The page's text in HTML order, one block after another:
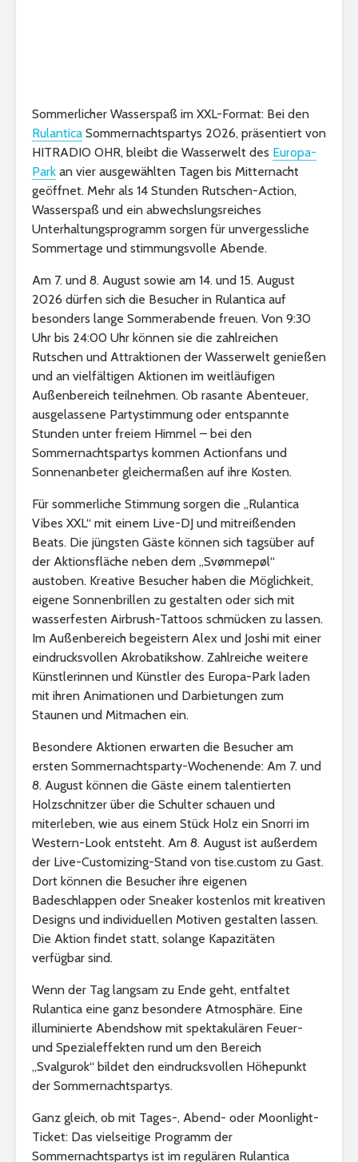
Sommerlicher Wasserspaß im XXL-Format: Bei den
Rulantica Sommernachtspartys 2026, präsentiert von
HITRADIO OHR, bleibt die Wasserwelt des Europa-
Park an vier ausgewählten Tagen bis Mitternacht
geöffnet. Mehr als 14 Stunden Rutschen-Action,
Wasserspaß und ein abwechslungsreiches
Unterhaltungsprogramm sorgen für unvergessliche
Sommertage und stimmungsvolle Abende.
Am 7. und 8. August sowie am 14. und 15. August
2026 dürfen sich die Besucher in Rulantica auf
besonders lange Sommerabende freuen. Von 9:30
Uhr bis 24:00 Uhr können sie die zahlreichen
Rutschen und Attraktionen der Wasserwelt genießen
und an vielfältigen Aktionen im weitläufigen
Außenbereich teilnehmen. Ob rasante Abenteuer,
ausgelassene Partystimmung oder entspannte
Stunden unter freiem Himmel – bei den
Sommernachtspartys kommen Actionfans und
Sonnenanbeter gleichermaßen auf ihre Kosten.
Für sommerliche Stimmung sorgen die „Rulantica
Vibes XXL“ mit einem Live-DJ und mitreißenden
Beats. Die jüngsten Gäste können sich tagsüber auf
der Aktionsfläche neben dem „Svømmepøl“
austoben. Kreative Besucher haben die Möglichkeit,
eigene Sonnenbrillen zu gestalten oder sich mit
wasserfesten Airbrush-Tattoos schmücken zu lassen.
Im Außenbereich begeistern Alex und Joshi mit einer
eindrucksvollen Akrobatikshow. Zahlreiche weitere
Künstlerinnen und Künstler des Europa-Park laden
mit ihren Animationen und Darbietungen zum
Staunen und Mitmachen ein.
Besondere Aktionen erwarten die Besucher am
ersten Sommernachtsparty-Wochenende: Am 7. und
8. August können die Gäste einem talentierten
Holzschnitzer über die Schulter schauen und
miterleben, wie aus einem Stück Holz ein Snorri im
Western-Look entsteht. Am 8. August ist außerdem
der Live-Customizing-Stand von tise.custom zu Gast.
Dort können die Besucher ihre eigenen
Badeschlappen oder Sneaker kostenlos mit kreativen
Designs und individuellen Motiven gestalten lassen.
Die Aktion findet statt, solange Kapazitäten
verfügbar sind.
Wenn der Tag langsam zu Ende geht, entfaltet
Rulantica eine ganz besondere Atmosphäre. Eine
illuminierte Abendshow mit spektakulären Feuer-
und Spezialeffekten rund um den Bereich
„Svalgurok“ bildet den eindrucksvollen Höhepunkt
der Sommernachtspartys.
Ganz gleich, ob mit Tages-, Abend- oder Moonlight-
Ticket: Das vielseitige Programm der
Sommernachtspartys ist im regulären Rulantica